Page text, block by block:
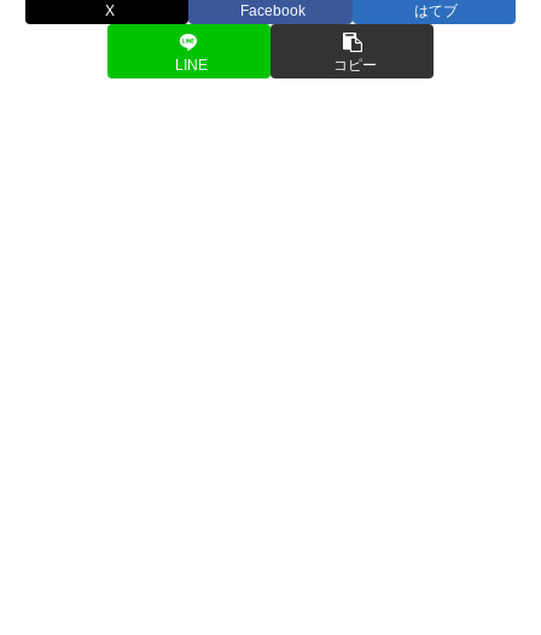
X Facebook はてブ
LINE コピー